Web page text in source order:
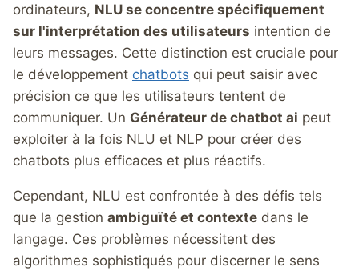
ordinateurs, NLU se concentre spécifiquement
sur l'interprétation des utilisateurs intention de
leurs messages. Cette distinction est cruciale pour
le développement chatbots qui peut saisir avec
précision ce que les utilisateurs tentent de
communiquer. Un Générateur de chatbot ai peut
exploiter à la fois NLU et NLP pour créer des
chatbots plus efficaces et plus réactifs.
Cependant, NLU est confrontée à des défis tels
que la gestion ambiguïté et contexte dans le
langage. Ces problèmes nécessitent des
algorithmes sophistiqués pour discerner le sens